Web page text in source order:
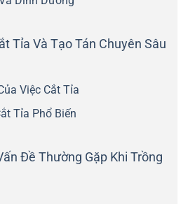
Tỉa Và Tạo Tán Chuyên Sâu
Việc Cắt Tỉa
Tỉa Phổ Biến
Đề Thường Gặp Khi Trồng